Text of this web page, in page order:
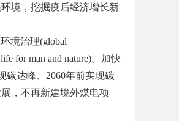
境，挖掘疫后经济增长新
境治理(global
for man and nature)。加快
碳达峰、2060年前实现碳
，不再新建境外煤电项